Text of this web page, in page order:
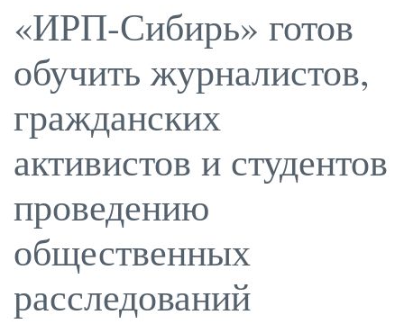
«ИРП-Сибирь» готов
обучить журналистов,
гражданских
активистов и студентов
проведению
общественных
расследований